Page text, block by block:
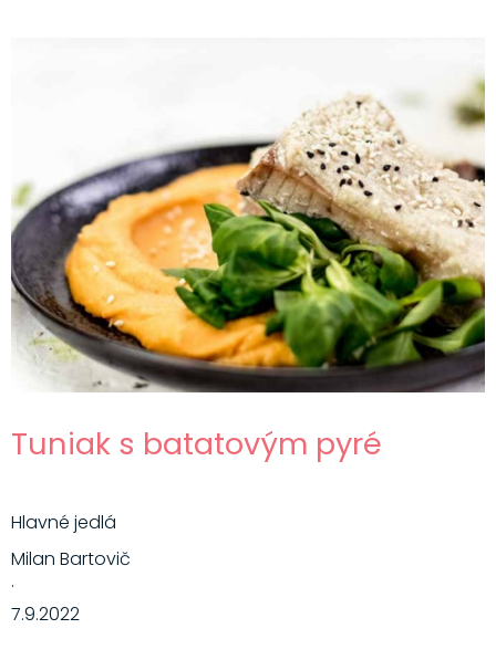
Tuniak s batatovým pyré
Hlavné jedlá
Milan Bartovič
·
7.9.2022